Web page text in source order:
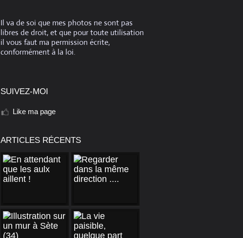
Il va de soi que mes photos ne sont pas
libres de droit, et que pour toute utilisation
il vous faut ma permission écrite,
conformément à la loi.
SUIVEZ-MOI
Like ma page
ARTICLES RÉCENTS